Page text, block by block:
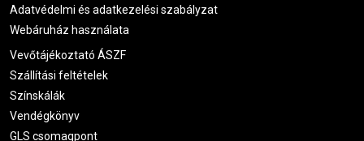
Adatvédelmi és adatkezelési szabályzat
Webáruház használata
Vevőtájékoztató ÁSZF
Szállítási feltételek
Színskálák
Vendégkönyv
GLS csomagpont